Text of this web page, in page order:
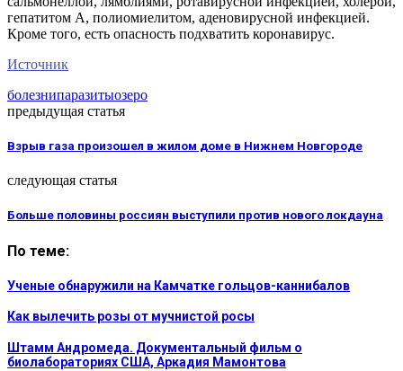
гепатитом А, полиомиелитом, аденовирусной инфекцией.
Кроме того, есть опасность подхватить коронавирус.
Источник
болезнипаразитыозеро
предыдущая статья
Взрыв газа произошел в жилом доме в Нижнем Новгороде
следующая статья
Больше половины россиян выступили против нового локдауна
По теме:
Ученые обнаружили на Камчатке гольцов-каннибалов
Как вылечить розы от мучнистой росы
Штамм Андромеда. Документальный фильм о
биолабораториях США, Аркадия Мамонтова